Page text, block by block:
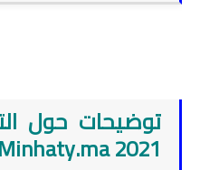
توضيحات حول
2021 Minhaty.ma